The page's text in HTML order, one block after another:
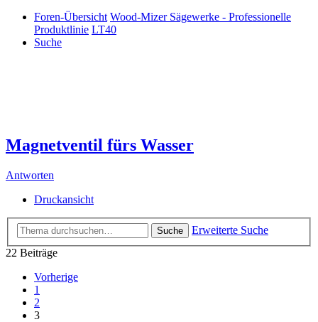
Foren-Übersicht Wood-Mizer Sägewerke - Professionelle
Produktlinie LT40
Suche
Magnetventil fürs Wasser
Antworten
Druckansicht
Suche
Erweiterte Suche
22 Beiträge
Vorherige
1
2
3